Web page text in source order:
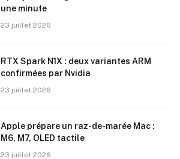
une minute
23 juillet 2026
RTX Spark N1X : deux variantes ARM
confirmées par Nvidia
23 juillet 2026
Apple prépare un raz-de-marée Mac :
M6, M7, OLED tactile
23 juillet 2026